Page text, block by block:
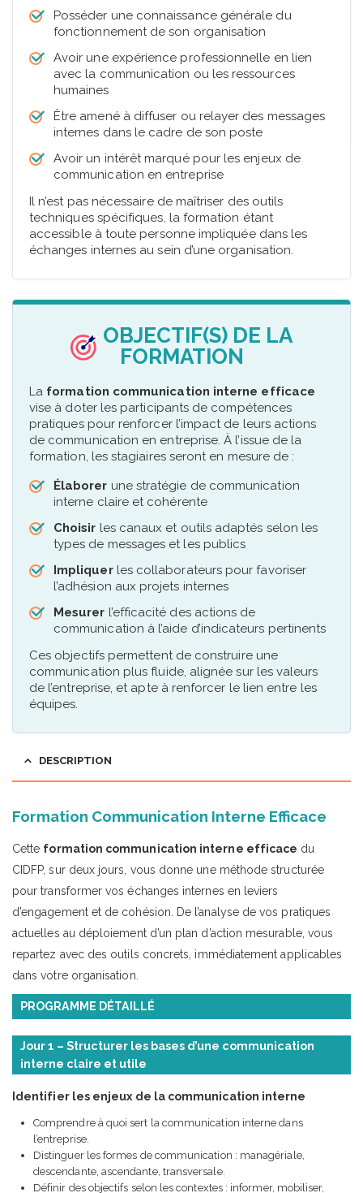
Posséder une connaissance générale du
fonctionnement de son organisation
Avoir une expérience professionnelle en lien
avec la communication ou les ressources
humaines
Être amené à diffuser ou relayer des messages
internes dans le cadre de son poste
Avoir un intérêt marqué pour les enjeux de
communication en entreprise
Il n’est pas nécessaire de maîtriser des outils
techniques spécifiques, la formation étant
accessible à toute personne impliquée dans les
échanges internes au sein d’une organisation.
OBJECTIF(S) DE LA
FORMATION
La formation communication interne efficace
vise à doter les participants de compétences
pratiques pour renforcer l’impact de leurs actions
de communication en entreprise. À l’issue de la
formation, les stagiaires seront en mesure de :
Élaborer une stratégie de communication
interne claire et cohérente
Choisir les canaux et outils adaptés selon les
types de messages et les publics
Impliquerles collaborateurs pour favoriser
l’adhésion aux projets internes
Mesurer l’efficacité des actions de
communication à l’aide d’indicateurs pertinents
Ces objectifs permettent de construire une
communication plus fluide, alignée sur les valeurs
de l’entreprise, et apte à renforcer le lien entre les
équipes.
DESCRIPTION
Formation Communication Interne Efficace
Cette formation communication interne efficace du
CIDFP, sur deux jours, vous donne une méthode structurée
pour transformer vos échanges internes en leviers
d’engagement et de cohésion. De l’analyse de vos pratiques
actuelles au déploiement d’un plan d’action mesurable, vous
repartez avec des outils concrets, immédiatement applicables
dans votre organisation.
PROGRAMME DÉTAILLÉ
Jour 1 – Structurer les bases d’une communication
interne claire et utile
Identifier les enjeux de la communication interne
Comprendre à quoi sert la communication interne dans
l’entreprise.
Distinguer les formes de communication : managériale,
descendante, ascendante, transversale.
Définir des objectifs selon les contextes : informer, mobiliser,